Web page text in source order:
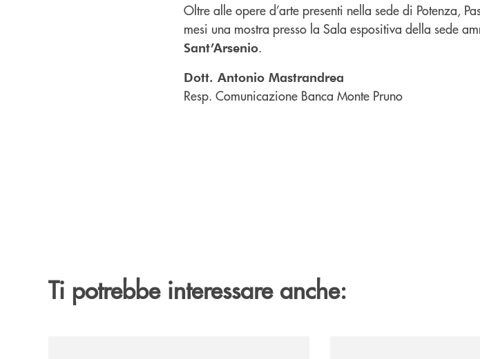
Oltre alle opere d’arte presenti nella sede di Potenza,
mesi una mostra presso la Sala espositiva della sede
Sant’Arsenio.
Dott. Antonio Mastrandrea
Resp. Comunicazione Banca Monte Pruno
Ti potrebbe interessare anche: